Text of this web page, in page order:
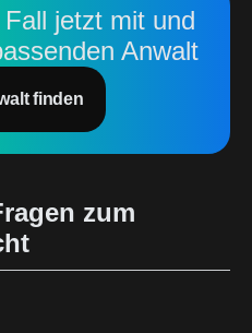
jetzt mit und
Anwalt
finden
zum